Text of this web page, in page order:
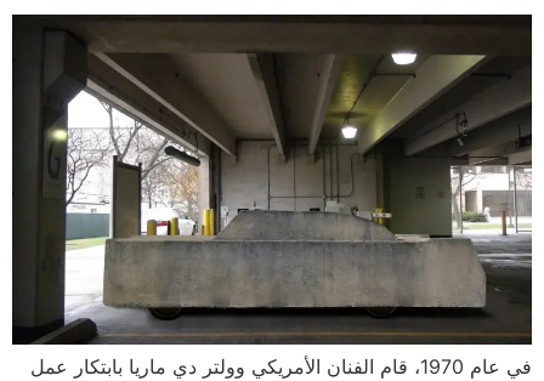
في عام 1970، قام الفنان الأمريكي وولتر دي ماريا بابتكار عمل